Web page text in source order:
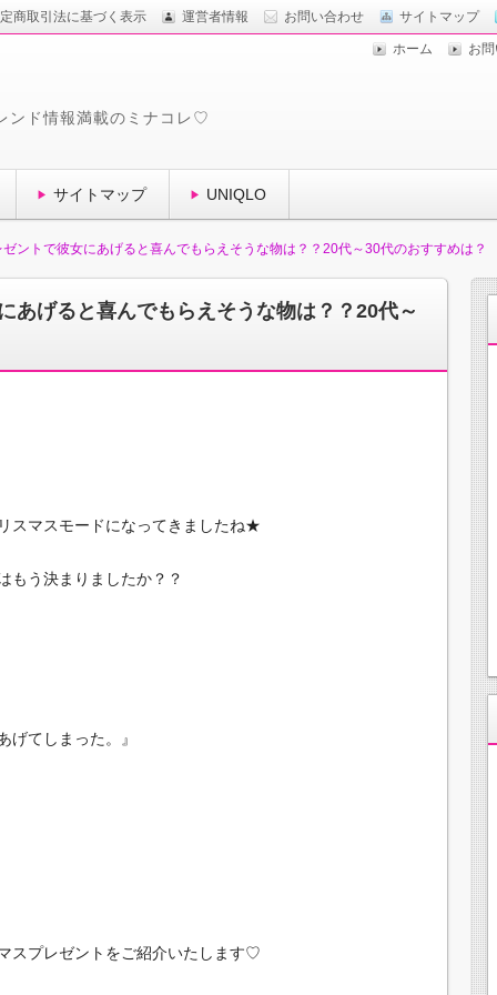
商取引法に基づく表示 運営者情報 お問い合わせ サイトマップ
ホーム お
ンド情報満載のミナコレ♡
サイトマップ UNIQLO
ントで彼女にあげると喜んでもらえそうな物は？？20代～30代のおすすめは？
あげると喜んでもらえそうな物は？？20代～
スマスモードになってきましたね★
もう決まりましたか？？
げてしまった。』
スプレゼントをご紹介いたします♡